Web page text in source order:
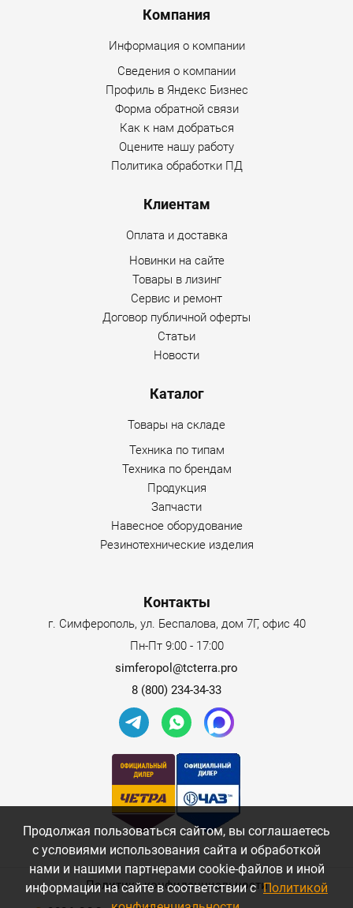
Компания
Информация о компании
Сведения о компании
Профиль в Яндекс Бизнес
Форма обратной связи
Как к нам добраться
Оцените нашу работу
Политика обработки ПД
Клиентам
Оплата и доставка
Новинки на сайте
Товары в лизинг
Сервис и ремонт
Договор публичной оферты
Статьи
Новости
Каталог
Товары на складе
Техника по типам
Техника по брендам
Продукция
Запчасти
Навесное оборудование
Резинотехнические изделия
Контакты
г. Симферополь, ул. Беспалова, дом 7Г, офис 40
Пн-Пт 9:00 - 17:00
simferopol@tcterra.pro
8 (800) 234-34-33
Политика конфиденциальности
Продолжая пользоваться сайтом, вы соглашаетесь
с условиями использования сайта и обработкой
нами и нашими партнерами cookie-файлов и иной
информации на сайте в соответствии с Политикой